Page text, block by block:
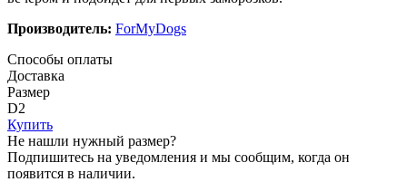
Производитель: ForMyDogs
Способы оплаты
Доставка
Размер
D2
Купить
Не нашли нужный размер?
Подпишитесь на уведомления и мы сообщим, когда он
появится в наличии.